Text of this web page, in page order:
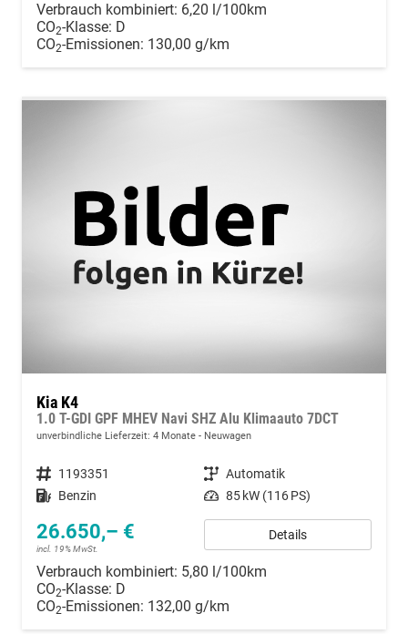
Verbrauch kombiniert: 6,20 l/100km
CO2-Klasse: D
CO2-Emissionen: 130,00 g/km
Kia K4
1.0 T-GDI GPF MHEV Navi SHZ Alu Klimaauto 7DCT
unverbindliche Lieferzeit: 4 Monate Neuwagen
Fahrzeugnummer 1193351 Getriebe Automatik
Kraftstoff Benzin Leistung 85 kW (116 PS)
26.650,– €
incl. 19% MwSt.
Details
Verbrauch kombiniert: 5,80 l/100km
CO2-Klasse: D
CO2-Emissionen: 132,00 g/km